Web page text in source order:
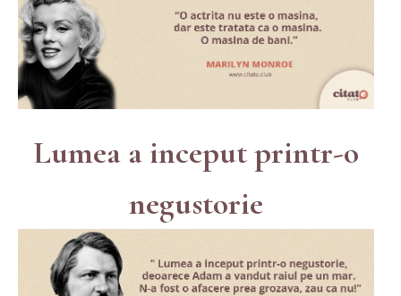
Lumea a inceput printr-o
negustorie